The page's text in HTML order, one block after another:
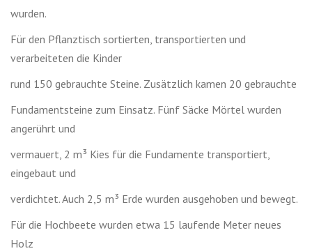
wurden.
Für den Pflanztisch sortierten, transportierten und
verarbeiteten die Kinder
rund 150 gebrauchte Steine. Zusätzlich kamen 20 gebrauchte
Fundamentsteine zum Einsatz. Fünf Säcke Mörtel wurden
angerührt und
vermauert, 2 m³ Kies für die Fundamente transportiert,
eingebaut und
verdichtet. Auch 2,5 m³ Erde wurden ausgehoben und bewegt.
Für die Hochbeete wurden etwa 15 laufende Meter neues
Holz